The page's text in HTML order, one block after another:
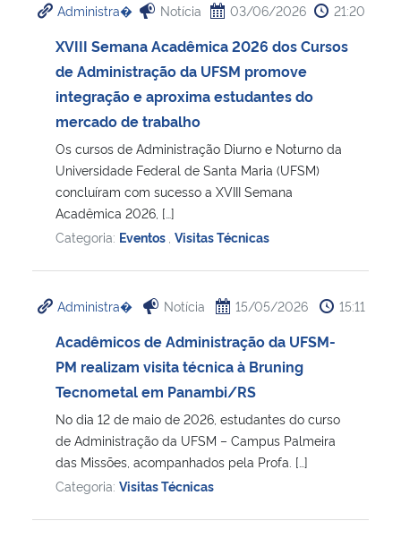
Gabinete de Segurança Institucional
Banco Central do Brasil
Administra� Notícia 03/06/2026 21:20
XVIII Semana Acadêmica 2026 dos Cursos
de Administração da UFSM promove
integração e aproxima estudantes do
mercado de trabalho
Os cursos de Administração Diurno e Noturno da
Universidade Federal de Santa Maria (UFSM)
concluíram com sucesso a XVIII Semana
Acadêmica 2026, […]
Categoria: Eventos Visitas Técnicas
Administra� Notícia 15/05/2026 15:11
Acadêmicos de Administração da UFSM-
PM realizam visita técnica à Bruning
Tecnometal em Panambi/RS
No dia 12 de maio de 2026, estudantes do curso
de Administração da UFSM – Campus Palmeira
das Missões, acompanhados pela Profa. […]
Categoria: Visitas Técnicas